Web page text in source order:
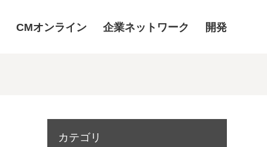
CMオンライン 企業ネットワーク 開発
カテゴリ